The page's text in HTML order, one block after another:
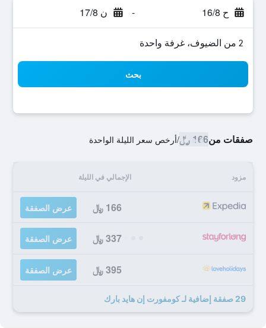
ح 16/8 - ن 17/8
2 من الضيوف، غرفة واحدة
بحث
صفقات من166 ﷼ /أرخص سعر الليلة الواحدة
مزود الإجمالي في الليلة
166 ﷼ عرض الصفقة
337 ﷼ عرض الصفقة
395 ﷼ عرض الصفقة
29 صفقة إضافية لـ كومفورت إن هايد بارك